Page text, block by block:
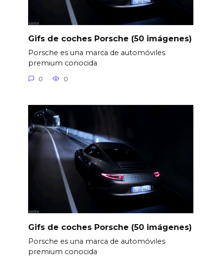
Gifs de coches Porsche (50 imágenes)
Porsche es una marca de automóviles
premium conocida
0 0
Gifs de coches Porsche (50 imágenes)
Porsche es una marca de automóviles
premium conocida